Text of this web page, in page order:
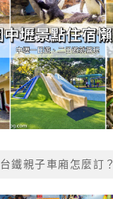
台鐵親子車廂怎麼訂？